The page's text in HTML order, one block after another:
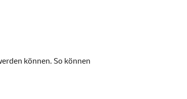
können. So können